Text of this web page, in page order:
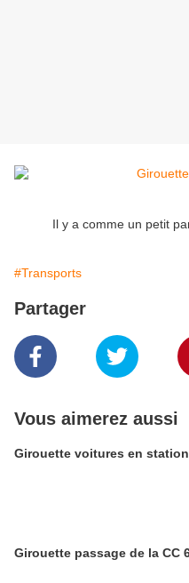
Il y a comme un petit
#Transports
Partager
Vous aimerez aussi
Girouette voitures en
Girouette passage de la CC